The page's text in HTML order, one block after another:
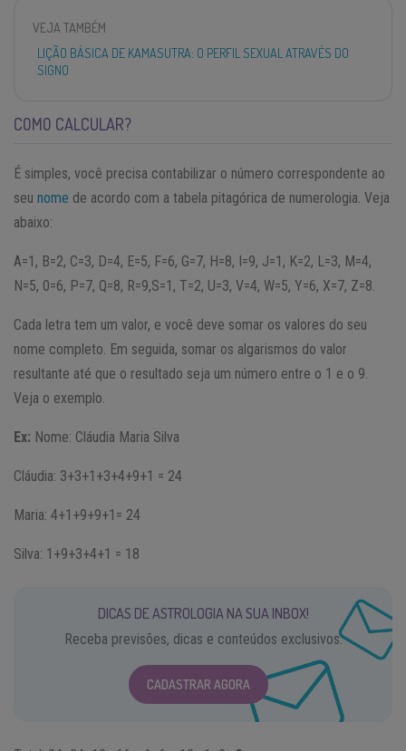
VEJA TAMBÉM
LIÇÃO BÁSICA DE KAMASUTRA: O PERFIL SEXUAL ATRAVÉS DO
SIGNO
COMO CALCULAR?
É simples, você precisa contabilizar o número correspondente ao
seu nome de acordo com a tabela pitagórica de numerologia. Veja
abaixo:
A=1, B=2, C=3, D=4, E=5, F=6, G=7, H=8, I=9, J=1, K=2, L=3, M=4,
N=5, 0=6, P=7, Q=8, R=9,S=1, T=2, U=3, V=4, W=5, Y=6, X=7, Z=8.
Cada letra tem um valor, e você deve somar os valores do seu
nome completo. Em seguida, somar os algarismos do valor
resultante até que o resultado seja um número entre o 1 e o 9.
Veja o exemplo.
Ex: Nome: Cláudia Maria Silva
Cláudia: 3+3+1+3+4+9+1 = 24
Maria: 4+1+9+9+1= 24
Silva: 1+9+3+4+1 = 18
DICAS DE ASTROLOGIA NA SUA INBOX!
Receba previsões, dicas e conteúdos exclusivos.
CADASTRAR AGORA